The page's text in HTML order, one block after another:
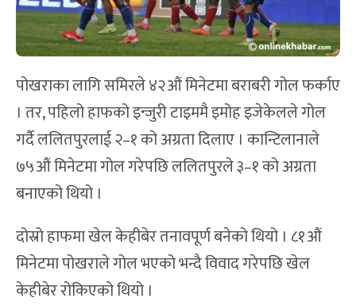
पोखराका लागि समिरले ४२औं मिनेटमा बराबरी गोल फर्काए
। तर, पहिलो हाफको इन्जुरी टाइममै इमोह इजेकेलले गोल
गर्दै ललितपुरलाई २–१ को अग्रता दिलाए । कान्टिलानाले
७५औं मिनेटमा गोल गरेपछि ललितपुरले ३–१ को अग्रता
बनाएको थियो ।
दोस्रो हाफमा खेल केहीबेर तनावपूर्ण बनेको थियो । ८१औं
मिनेटमा पोखराले गोल भएको भन्दै विवाद गरेपछि खेल
केहीबेर रोकिएको थियो ।